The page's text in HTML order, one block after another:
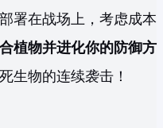
署在战场上，考虑成本
植物并进化你的防御方
生物的连续袭击！